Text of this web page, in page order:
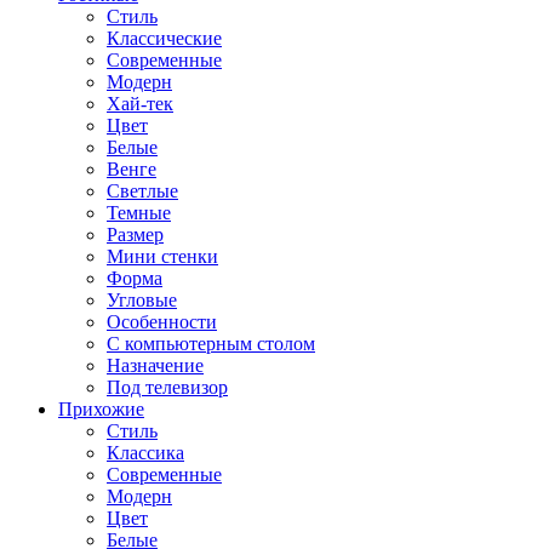
Стиль
Классические
Современные
Модерн
Хай-тек
Цвет
Белые
Венге
Светлые
Темные
Размер
Мини стенки
Форма
Угловые
Особенности
С компьютерным столом
Назначение
Под телевизор
Прихожие
Стиль
Классика
Современные
Модерн
Цвет
Белые